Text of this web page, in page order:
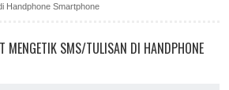
Handphone Smartphone
MENGETIK SMS/TULISAN DI HANDPHONE